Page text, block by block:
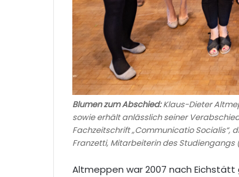
Blumen zum Abschied:Klaus-Dieter
sowie erhält anlässlich seiner
Fachzeitschrift „Communicatio Socialis“,
Franzetti, Mitarbeiterin des
Altmeppen war 2007 nach